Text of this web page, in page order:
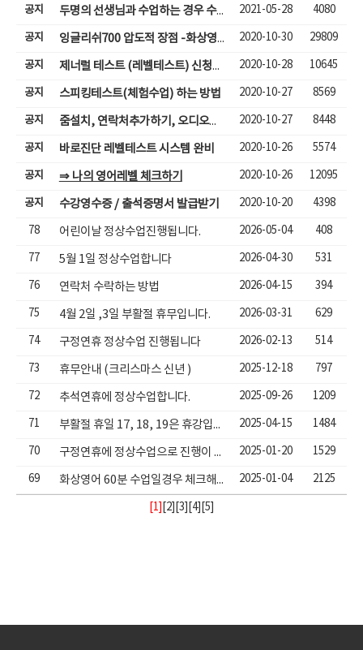
공지 두명의 선생님과 수업하는 경우 수업입장하기 2021-05-28 4080
공지 잉글리쉬700 압도적 장점 -화상영어( 성인,어린이) 2020-10-30 29809
공지 제너럴 테스트 (레벨테스트) 신청하기 2020-10-28 10645
공지 스피킹테스트(체험수업) 하는 방법 2020-10-27 8569
공지 줌설치, 연락처추가하기, 오디오체크, 줌체팅으로 수업하기 2020-10-27 8448
공지 바로진단 레벨테스트 시스템 완비 2020-10-26 5574
공지 ⇒ 나의 영어레벨 체크하기 2020-10-26 12095
공지 수강영수증 / 출석증명서 발급받기 2020-10-20 4398
78 어린이날 정상수업진행됩니다. 2026-05-04 408
77 5월 1일 정상수업합니다 2026-04-30 531
76 연락처 수락하는 방법 2026-04-15 394
75 4월 2일 ,3일 부활절 휴무입니다. 2026-03-31 629
74 구정연휴 정상수업 진행됩니다 2026-02-13 514
73 휴무안내 (크리스마스 신년 ) 2025-12-18 797
72 추석연휴에 정상수업합니다. 2025-09-26 1209
71 부활절 휴일 17, 18, 19은 휴강입니다. 2025-04-15 1484
70 구정연휴에 정상수업으로 진행이 됩니다. 2025-01-20 1529
69 화상영어 60분 수업일경우 체크해야할 사항 2025-01-04 2125
[1] 2][ 3 4][ 5